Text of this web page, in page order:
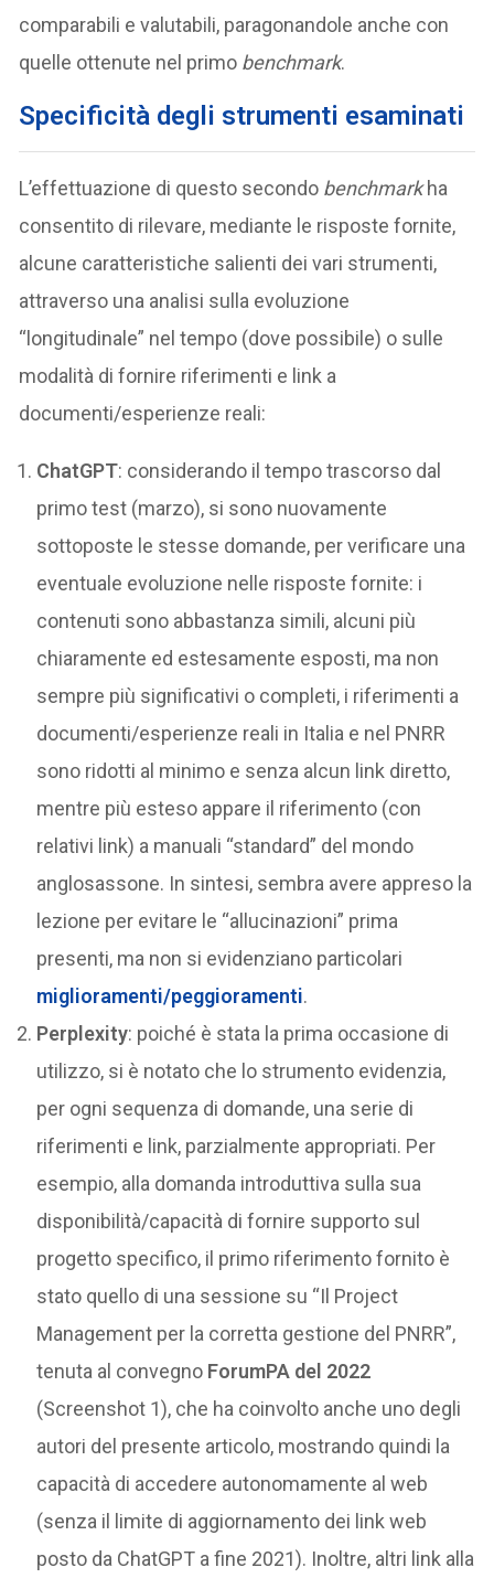
comparabili e valutabili, paragonandole anche con
quelle ottenute nel primo benchmark.
Specificità degli strumenti esaminati
L’effettuazione di questo secondo benchmarkha
consentito di rilevare, mediante le risposte fornite,
alcune caratteristiche salienti dei vari strumenti,
attraverso una analisi sulla evoluzione
“longitudinale” nel tempo (dove possibile) o sulle
modalità di fornire riferimenti e link a
documenti/esperienze reali:
ChatGPT: considerando il tempo trascorso dal
primo test (marzo), si sono nuovamente
sottoposte le stesse domande, per verificare una
eventuale evoluzione nelle risposte fornite: i
contenuti sono abbastanza simili, alcuni più
chiaramente ed estesamente esposti, ma non
sempre più significativi o completi, i riferimenti a
documenti/esperienze reali in Italia e nel PNRR
sono ridotti al minimo e senza alcun link diretto,
mentre più esteso appare il riferimento (con
relativi link) a manuali “standard” del mondo
anglosassone. In sintesi, sembra avere appreso la
lezione per evitare le “allucinazioni” prima
presenti, ma non si evidenziano particolari
miglioramenti/peggioramenti.
Perplexity: poiché è stata la prima occasione di
utilizzo, si è notato che lo strumento evidenzia,
per ogni sequenza di domande, una serie di
riferimenti e link, parzialmente appropriati. Per
esempio, alla domanda introduttiva sulla sua
disponibilità/capacità di fornire supporto sul
progetto specifico, il primo riferimento fornito è
stato quello di una sessione su “Il Project
Management per la corretta gestione del PNRR”,
tenuta al convegno ForumPA del 2022
(Screenshot 1), che ha coinvolto anche uno degli
autori del presente articolo, mostrando quindi la
capacità di accedere autonomamente al web
(senza il limite di aggiornamento dei link web
posto da ChatGPT a fine 2021). Inoltre, altri link alla